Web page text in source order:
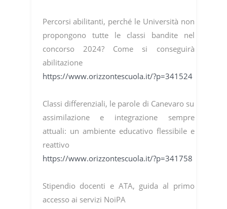
Percorsi abilitanti, perché le Università non
propongono tutte le classi bandite nel
concorso 2024? Come si conseguirà
abilitazione
https://www.orizzontescuola.it/?p=341524
Classi differenziali, le parole di Canevaro su
assimilazione e integrazione sempre
attuali: un ambiente educativo flessibile e
reattivo
https://www.orizzontescuola.it/?p=341758
Stipendio docenti e ATA, guida al primo
accesso ai servizi NoiPA